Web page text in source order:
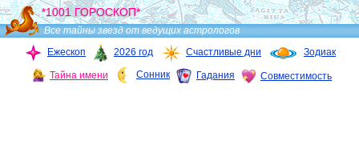
*1001 ГОРОСКОП*
Все тайны звезд от ведущих астрологов
Ежескоп
2026 год Счастливые дни Зодиак
Тайна имени Сонник Гадания Совместимость